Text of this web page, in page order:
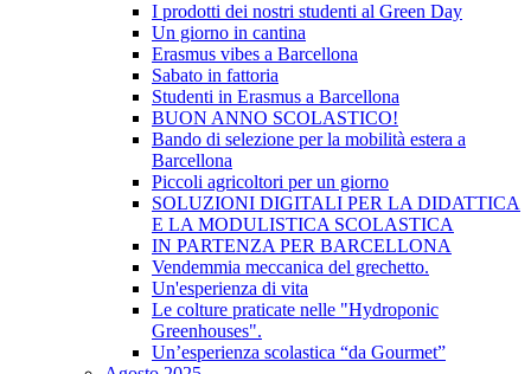
I prodotti dei nostri studenti al Green Day
Un giorno in cantina
Erasmus vibes a Barcellona
Sabato in fattoria
Studenti in Erasmus a Barcellona
BUON ANNO SCOLASTICO!
Bando di selezione per la mobilità estera a
Barcellona
Piccoli agricoltori per un giorno
SOLUZIONI DIGITALI PER LA DIDATTICA
E LA MODULISTICA SCOLASTICA
IN PARTENZA PER BARCELLONA
Vendemmia meccanica del grechetto.
Un'esperienza di vita
Le colture praticate nelle "Hydroponic
Greenhouses".
Un’esperienza scolastica “da Gourmet”